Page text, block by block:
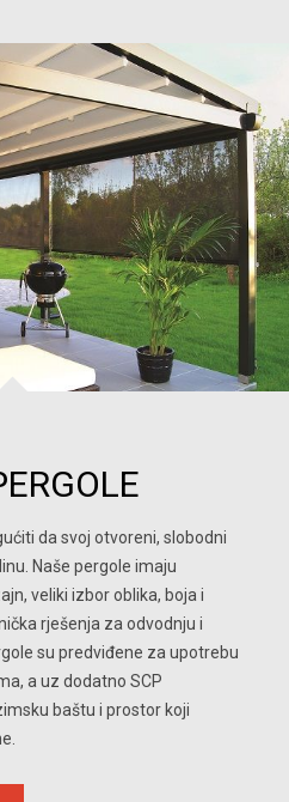
da svoj otvoreni, slobodni
Naše pergole imaju
veliki izbor oblika, boja i
rješenja za odvodnju i
su predviđene za upotrebu
a uz dodatno SCP
baštu i prostor koji